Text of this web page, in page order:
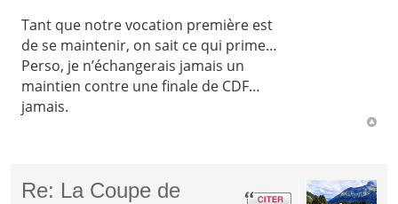
Tant que notre vocation première est
de se maintenir, on sait ce qui prime…
Perso, je n’échangerais jamais un
maintien contre une finale de CDF…
jamais.
Re: La Coupe de